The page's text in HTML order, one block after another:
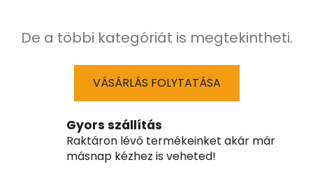
De a többi kategóriát is megtekintheti.
VÁSÁRLÁS FOLYTATÁSA
Gyors szállítás
Raktáron lévő termékeinket akár már
másnap kézhez is veheted!